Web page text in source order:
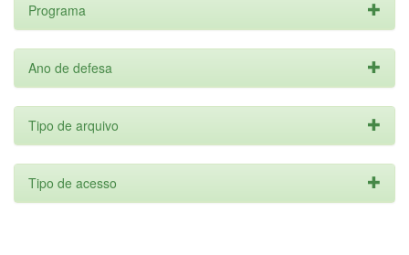
Programa
Ano de defesa
Tipo de arquivo
Tipo de acesso